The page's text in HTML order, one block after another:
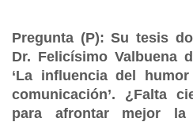
Pregunta (P): Su tesis
Dr. Felicísimo Valbuena
‘La influencia del
comunicación’. ¿Falta
para afrontar mejor la